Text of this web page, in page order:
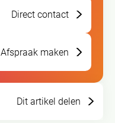
Direct contact
Afspraak maken
Dit artikel delen